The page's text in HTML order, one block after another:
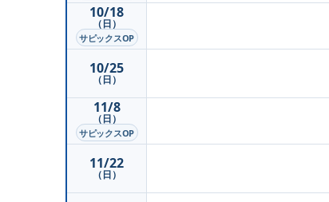
10/18
（日）
サピックスOP
10/25
（日）
11/8
（日）
サピックスOP
11/22
（日）